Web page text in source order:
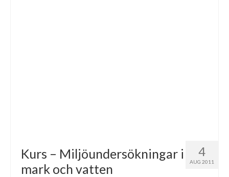
4
AUG 2011
Kurs – Miljöundersökningar i
mark och vatten